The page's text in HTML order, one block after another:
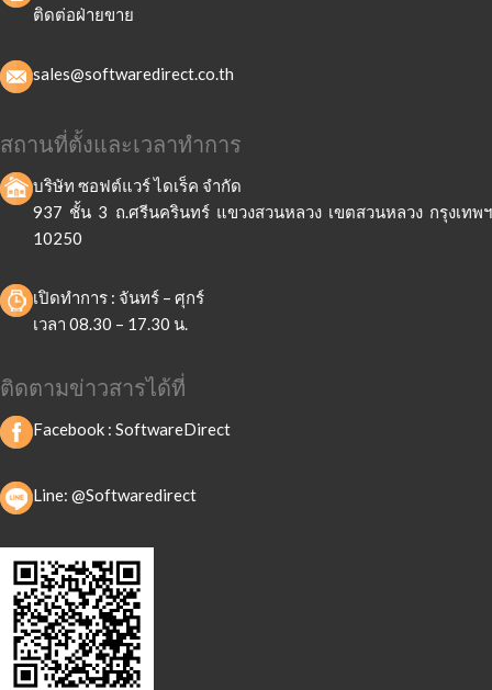
ติดต่อฝ่ายขาย
sales@softwaredirect.co.th
สถานที่ตั้งและเวลาทำการ
บริษัท ซอฟต์แวร์ ไดเร็ค จำกัด
937 ชั้น 3 ถ.ศรีนครินทร์ แขวงสวนหลวง เขตสวนหลวง กรุงเทพฯ
10250
เปิดทำการ : จันทร์ – ศุกร์
เวลา 08.30 – 17.30 น.
ติดตามข่าวสารได้ที่
Facebook : SoftwareDirect
Line: @Softwaredirect